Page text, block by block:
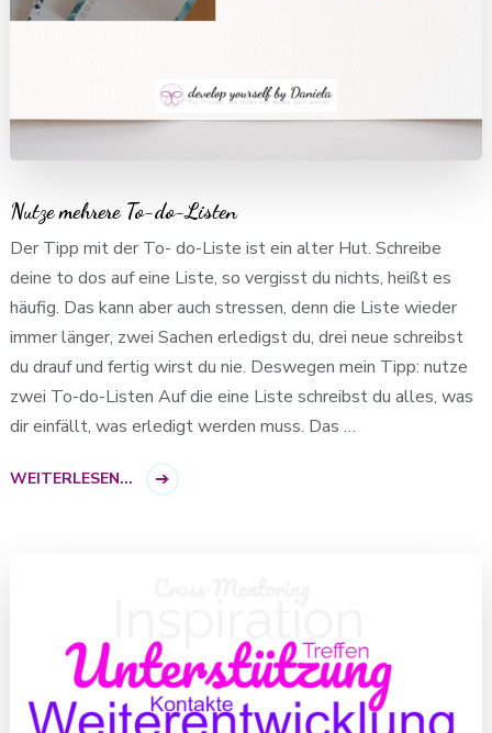
Nutze mehrere To-do-Listen
Der Tipp mit der To- do-Liste ist ein alter Hut. Schreibe
deine to dos auf eine Liste, so vergisst du nichts, heißt es
häufig. Das kann aber auch stressen, denn die Liste wieder
immer länger, zwei Sachen erledigst du, drei neue schreibst
du drauf und fertig wirst du nie. Deswegen mein Tipp: nutze
zwei To-do-Listen Auf die eine Liste schreibst du alles, was
dir einfällt, was erledigt werden muss. Das …
WEITERLESEN...